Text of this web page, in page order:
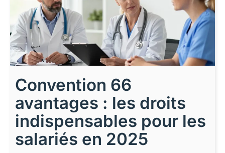
Convention 66
avantages : les droits
indispensables pour les
salariés en 2025